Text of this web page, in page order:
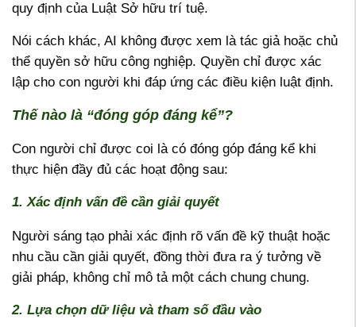
quy định của Luật Sở hữu trí tuệ.
Nói cách khác, AI không được xem là tác giả hoặc chủ
thể quyền sở hữu công nghiệp. Quyền chỉ được xác
lập cho con người khi đáp ứng các điều kiện luật định.
Thế nào là “đóng góp đáng kể”?
Con người chỉ được coi là có đóng góp đáng kể khi
thực hiện đầy đủ các hoạt động sau:
1. Xác định vấn đề cần giải quyết
Người sáng tạo phải xác định rõ vấn đề kỹ thuật hoặc
nhu cầu cần giải quyết, đồng thời đưa ra ý tưởng về
giải pháp, không chỉ mô tả một cách chung chung.
2. Lựa chọn dữ liệu và tham số đầu vào